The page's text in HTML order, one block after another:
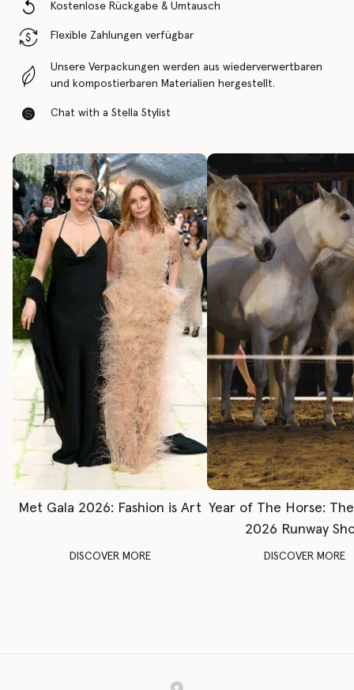
Kostenlose Rückgabe & Umtausch
Flexible Zahlungen verfügbar
Unsere Verpackungen werden aus wiederverwertbaren
und kompostierbaren Materialien hergestellt.
Chat with a Stella Stylist
Met Gala 2026: Fashion is Art
DISCOVER MORE
Year of The Horse:
2026 Runway
DISCOVER MORE